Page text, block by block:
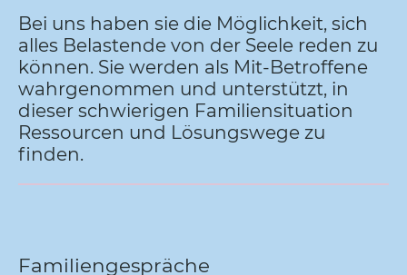
Bei uns haben sie die Möglichkeit, sich
alles Belastende von der Seele reden zu
können. Sie werden als Mit-Betroffene
wahrgenommen und unterstützt, in
dieser schwierigen Familiensituation
Ressourcen und Lösungswege zu
finden.
Familiengespräche